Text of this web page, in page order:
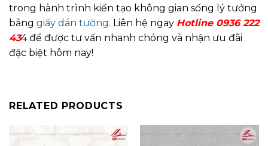
trong hành trình kiến tạo không gian sống lý tưởng
bằng giấy dán tường. Liên hệ ngay Hotline 0936 222
434 để được tư vấn nhanh chóng và nhận ưu đãi
đặc biệt hôm nay!
RELATED PRODUCTS